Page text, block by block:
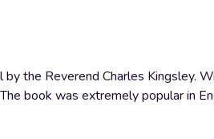
by the Reverend Charles Kingsley.
book was extremely popular in